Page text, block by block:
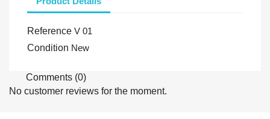
Reference V 01
Condition New
Comments (0)
No customer reviews for the moment.